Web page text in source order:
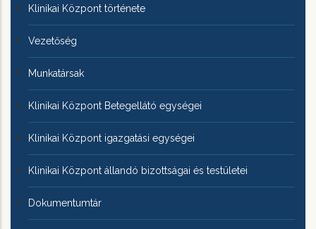
KLINIKAI
KÖZPONTRÓL
Klinikai Központ története
Vezetőség
Munkatársak
Klinikai Központ Betegellátó egységei
Klinikai Központ igazgatási egységei
Klinikai Központ állandó bizottságai és testületei
Dokumentumtár